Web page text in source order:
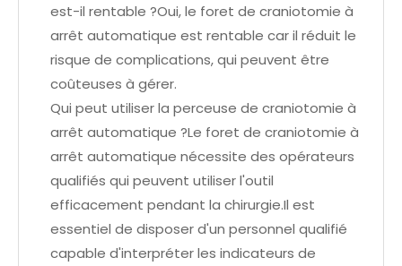
est-il rentable ?Oui, le foret de craniotomie à
arrêt automatique est rentable car il réduit le
risque de complications, qui peuvent être
coûteuses à gérer.
Qui peut utiliser la perceuse de craniotomie à
arrêt automatique ?Le foret de craniotomie à
arrêt automatique nécessite des opérateurs
qualifiés qui peuvent utiliser l'outil
efficacement pendant la chirurgie.Il est
essentiel de disposer d'un personnel qualifié
capable d'interpréter les indicateurs de